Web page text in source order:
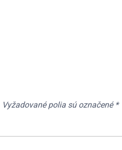
Vyžadované polia sú označené *